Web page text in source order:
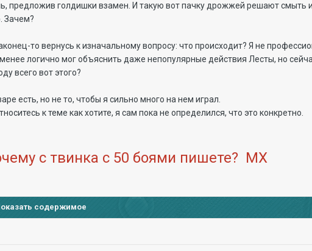
предложив голдишки взамен. И такую вот пачку дрожжей решают смыть
Зачем?
то вернусь к изначальному вопросу: что происходит? Я не
логично мог объяснить даже непопулярные действия Лесты, но
всего вот этого?
есть, но не то, чтобы я сильно много на нем играл.
к теме как хотите, я сам пока не определился, что это конкретно.
с твинка с 50 боями пишете? МХ
содержимое